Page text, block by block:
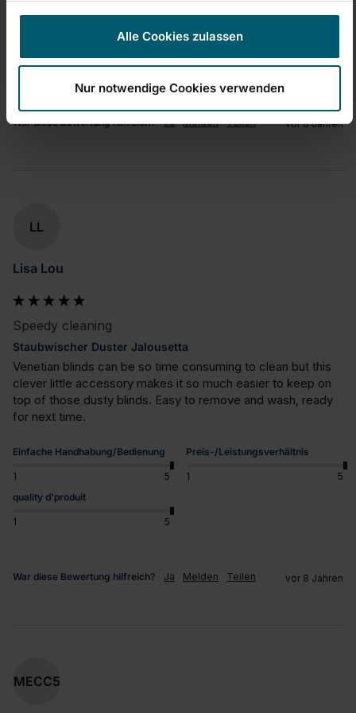
Alle Cookies zulassen
Nur notwendige Cookies verwenden
5
War diese Bewertung hilfreich? Ja Melden Teilen vor 8 Jahren
LL
Lisa Lou
Speedy cleaning
Staubwischer Duster Jalousetta
Venetian blinds can be so time consuming to clean but this
clever little accessory makes it so much easier to keep on
top of those dusty blinds. Easy to remove and wash, ready
for next time.
Einfache Handhabung/Bedienung
1 5
Preis-/Leistungsverhältnis
1
5
quality d'produit
1 5
War diese Bewertung hilfreich? Ja Melden Teilen vor 8 Jahren
MECC5